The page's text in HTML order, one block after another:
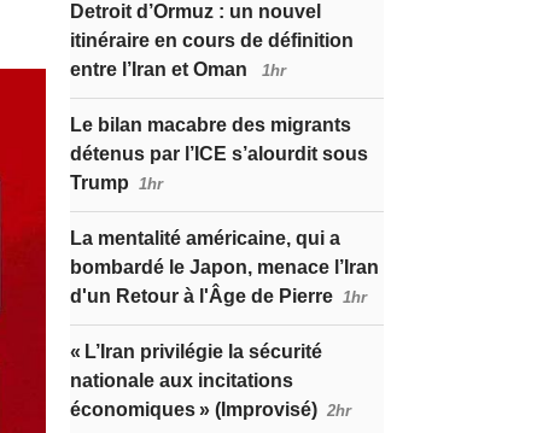
Detroit d’Ormuz : un nouvel
itinéraire en cours de définition
entre l’Iran et Oman
1hr
Le bilan macabre des migrants
détenus par l’ICE s’alourdit sous
Trump 1hr
La mentalité américaine, qui a
bombardé le Japon, menace l’Iran
d'un Retour à l'Âge de Pierre 1hr
« L’Iran privilégie la sécurité
nationale aux incitations
économiques » (Improvisé) 2hr